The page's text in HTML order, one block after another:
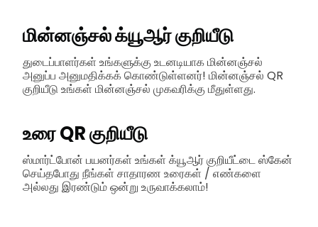
மின்னஞ்சல் க்யூஆர் குறியீடு
துடைப்பாளர்கள் உங்களுக்கு உடனடியாக மின்னஞ்சல்
அனுப்ப அனுமதிக்கக் கொண்டுள்ளனர்! மின்னஞ்சல் QR
குறியீடு உங்கள் மின்னஞ்சல் முகவரிக்கு மீதுள்ளது.
உரை QR குறியீடு
ஸ்மார்ட்போன் பயனர்கள் உங்கள் க்யூஆர் குறியீட்டை ஸ்கேன்
செய்தபோது நீங்கள் சாதாரண உரைகள் / எண்களை
அல்லது இரண்டும் ஒன்று உருவாக்கலாம்!